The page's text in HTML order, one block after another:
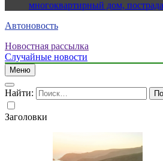
многоквартирный дом,
Автоновость
Новостная рассылка
Случайные новости
Меню
Найти:
Заголовки